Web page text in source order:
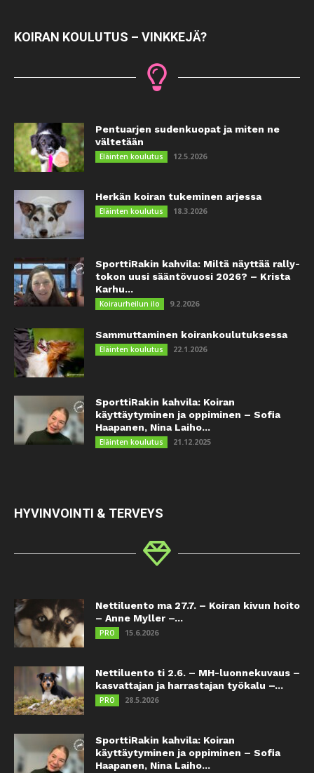
KOIRAN KOULUTUS – VINKKEJÄ?
Pentuarjen sudenkuopat ja miten ne
vältetään
Eläinten koulutus 12.5.2026
Herkän koiran tukeminen arjessa
Eläinten koulutus 18.3.2026
SporttiRakin kahvila: Miltä näyttää rally-
tokon uusi sääntövuosi 2026? – Krista
Karhu...
Koiraurheilun ilo 9.2.2026
Sammuttaminen koirankoulutuksessa
Eläinten koulutus 22.1.2026
SporttiRakin kahvila: Koiran
käyttäytyminen ja oppiminen – Sofia
Haapanen, Nina Laiho...
Eläinten koulutus 21.12.2025
HYVINVOINTI & TERVEYS
Nettiluento ma 27.7. – Koiran kivun hoito
– Anne Myller –...
PRO 15.6.2026
Nettiluento ti 2.6. – MH-luonnekuvaus –
kasvattajan ja harrastajan työkalu –...
PRO 28.5.2026
SporttiRakin kahvila: Koiran
käyttäytyminen ja oppiminen – Sofia
Haapanen, Nina Laiho...